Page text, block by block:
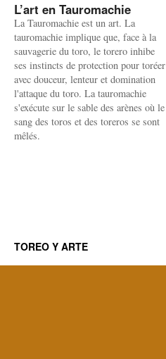
L’art en Tauromachie
La Tauromachie est un art. La
tauromachie implique que, face à la
sauvagerie du toro, le torero inhibe
ses instincts de protection pour toréer
avec douceur, lenteur et domination
l'attaque du toro. La tauromachie
s'exécute sur le sable des arènes où le
sang des toros et des toreros se sont
mêlés.
TOREO Y ARTE